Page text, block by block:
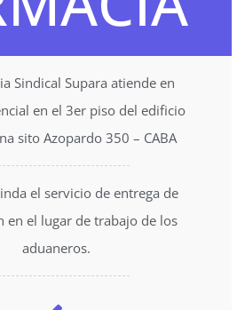
Sindical Supara atiende en
en el 3er piso del edificio
sito Azopardo 350 – CABA
el servicio de entrega de
en el lugar de trabajo de los
aduaneros.